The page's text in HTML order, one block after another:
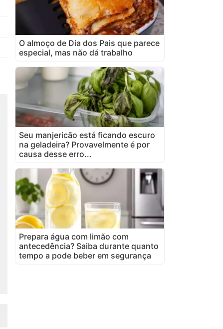
O almoço de Dia dos Pais que parece
especial, mas não dá trabalho
Seu manjericão está ficando escuro
na geladeira? Provavelmente é por
causa desse erro...
Prepara água com limão com
antecedência? Saiba durante quanto
tempo a pode beber em segurança